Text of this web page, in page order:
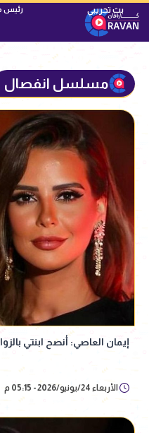
رئيس
مسلسل انفصال
إيمان العاصي: أنصح ابنتي بالزواج بعد الـ 30
الأربعاء 24/يونيو/2026 - 05:15 م